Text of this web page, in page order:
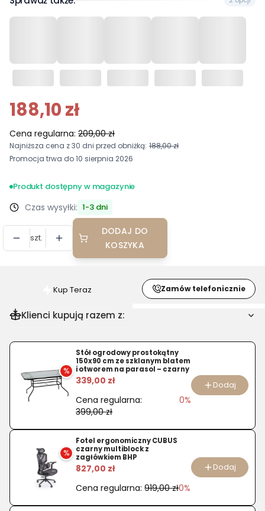
188,10 zł
Cena regularna: 209,00 zł
Najniższa cena z 30 dni przed obniżką: 188,00 zł
Promocja trwa do 10 sierpnia 2026
Produkt dostępny w magazynie
Czas wysyłki: 1-3 dni
szt.
DODAJ DO
KOSZYKA
Szybki
zakup
dla
Wieszak
W13
Biały
Kup Teraz Zamów telefonicznie
Klienci kupują razem z:
%
Stół ogrodowy prostokątny
150x90 cm ze szklanym blatem
i otworem na parasol – czarny
339,00 zł
Cena regularna:
399,00 zł
0%
Dodaj
%
Fotel ergonomiczny CUBUS
czarny multiblock z
zagłówkiem BHP
827,00 zł
Cena regularna: 919,00 zł0%
Dodaj